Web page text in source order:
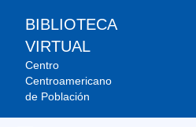
BIBLIOTECA
VIRTUAL
Centro
Centroamericano
de Población